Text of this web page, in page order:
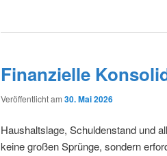
Finanzielle
Veröffentlicht am 30. Mai 2026
Haushaltslage, Schuldenstand und
keine großen Sprünge, sondern